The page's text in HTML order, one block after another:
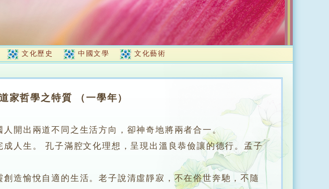
文化歷史 中國文學 文化藝術
家哲學之特質 （一學年）
開出兩道不同之生活方向，卻神奇地將兩者合一。
生。 孔子滿腔文化理想，呈現出溫良恭儉讓的德行。孟子
愉悅自適的生活。老子說清虛靜寂，不在俗世奔馳，不隨